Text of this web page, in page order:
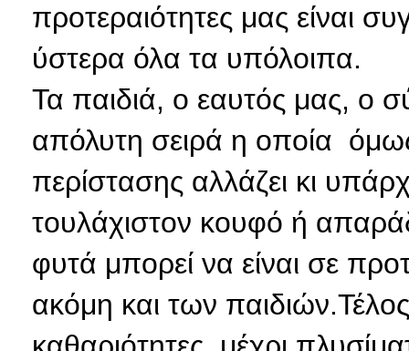
προτεραιότητες μας είναι
ύστερα όλα τα υπόλοιπα.
Τα παιδιά, ο εαυτός μας, ο
απόλυτη σειρά η οποία
περίστασης αλλάζει κι
τουλάχιστον κουφό ή
φυτά μπορεί να είναι σε
ακόμη και των